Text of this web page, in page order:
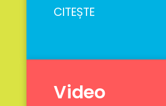
CITEȘTE
Video